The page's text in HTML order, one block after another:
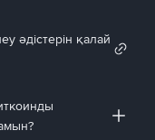
әдістерін қалай